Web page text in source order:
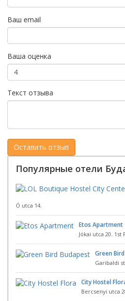
Ваш email
Ваша оценка
Текст отзыва
Популярные отели
Ó utca 14.
Etos Apartment
Jókai utca 20. 1st
Green
Garibaldi
City Hostel
Bercsenyi utca